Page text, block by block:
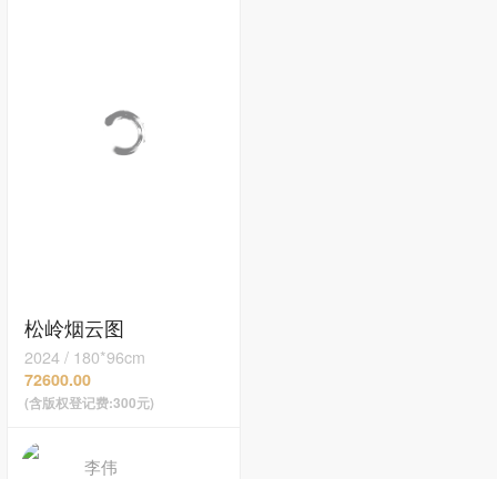
松岭烟云图
2024/ 180*96cm
72600.00
(含版权登记费:300元)
李伟